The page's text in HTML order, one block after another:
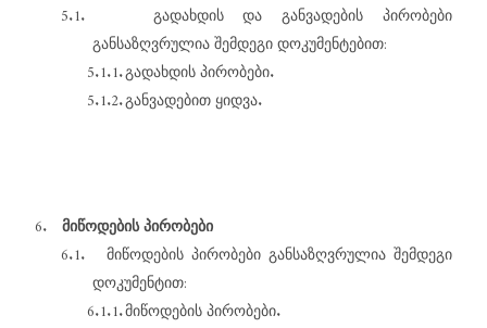
5.1. გადახდის და განვადების
პირობები
განსაზღვრულია შემდეგი დოკუმენტებით:
5.1.1.გადახდის პირობები.
5.1.2.განვადებით ყიდვა.
6. მიწოდების პირობები
6.1. მიწოდების პირობები განსაზღვრულია შემდეგი
დოკუმენტით:
6.1.1.მიწოდების პირობები.